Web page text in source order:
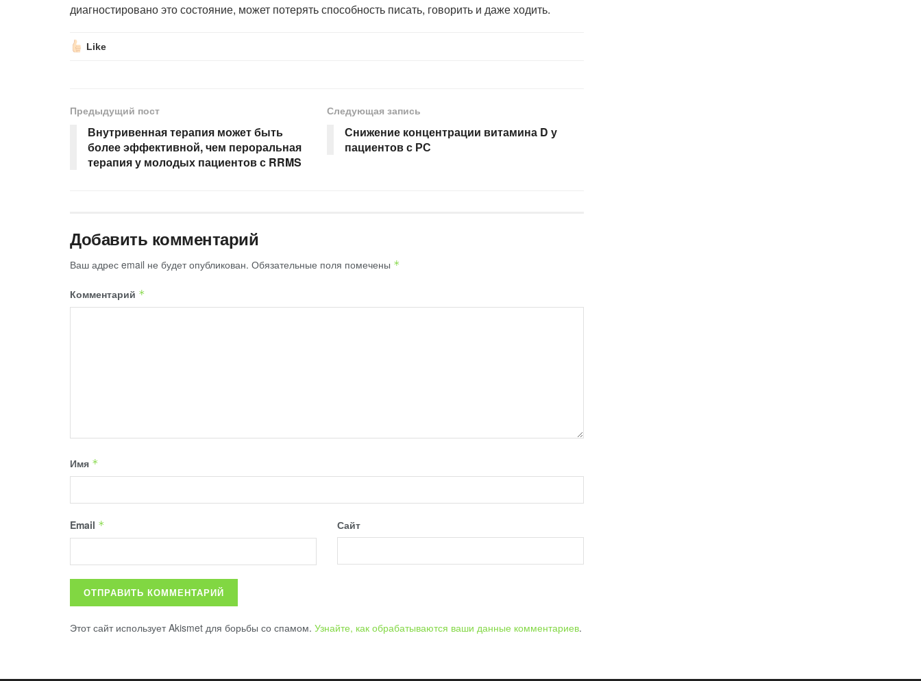
диагностировано это состояние, может потерять способность писать, говорить и даже ходить.
Like
Предыдущий пост
Внутривенная терапия может быть
более эффективной, чем пероральная
терапия у молодых пациентов с RRMS
Следующая запись
Снижение концентрации витамина D у
пациентов с РС
Добавить комментарий
Ваш адрес email не будет опубликован. Обязательные поля помечены *
Комментарий *
Имя *
Email * Сайт
Этот сайт использует Akismet для борьбы со спамом. Узнайте, как обрабатываются ваши данные комментариев.